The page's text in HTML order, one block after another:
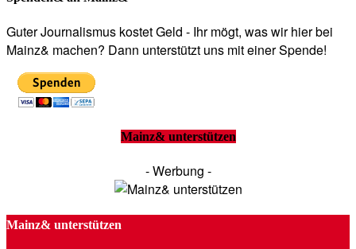
Guter Journalismus kostet Geld - Ihr mögt, was wir hier bei
Mainz& machen? Dann unterstützt uns mit einer Spende!
Mainz& unterstützen
- Werbung -
Mainz& unterstützen